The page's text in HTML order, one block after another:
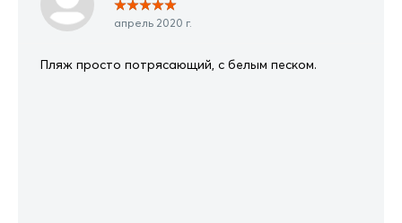
★★★★★
апрель 2020 г.
Пляж просто потрясающий, с белым песком.